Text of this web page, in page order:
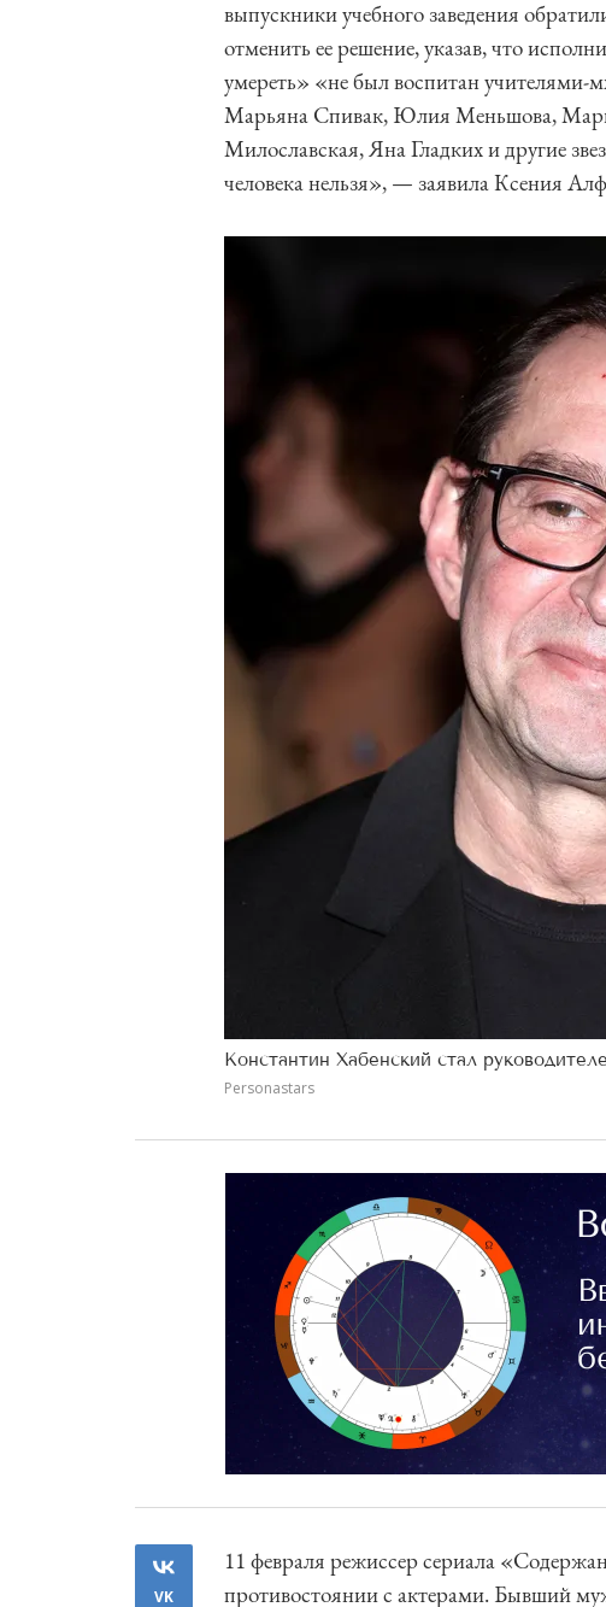
выпускники учебного заведения
отменить ее решение, указав, что
умереть» «не был воспитан
Марьяна Спивак, Юлия Меньшова,
Милославская, Яна Гладких и другие
человека нельзя», — заявила Ксения
Константин Хабенский стал
Personastars
VK
11 февраля режиссер сериала
противостоянии с актерами. Бывший